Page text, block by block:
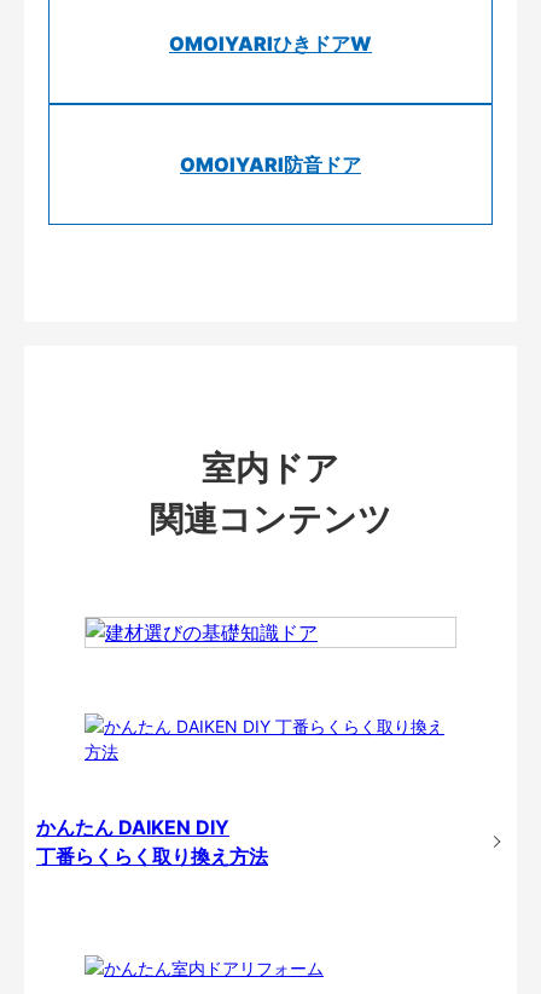
OMOIYARIひきドアW
OMOIYARI防音ドア
室内ドア
関連コンテンツ
かんたん DAIKEN DIY
丁番らくらく取り換え方法